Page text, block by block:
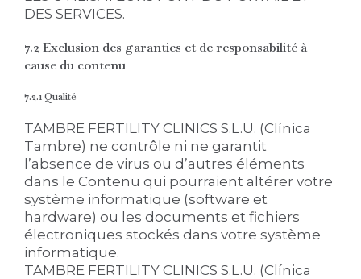
DES SERVICES.
7.2 Exclusion des garanties et de responsabilité à
cause du contenu
7.2.1 Qualité
TAMBRE FERTILITY CLINICS S.L.U. (Clínica
Tambre) ne contrôle ni ne garantit
l’absence de virus ou d’autres éléments
dans le Contenu qui pourraient altérer votre
système informatique (software et
hardware) ou les documents et fichiers
électroniques stockés dans votre système
informatique.
TAMBRE FERTILITY CLINICS S.L.U. (Clínica